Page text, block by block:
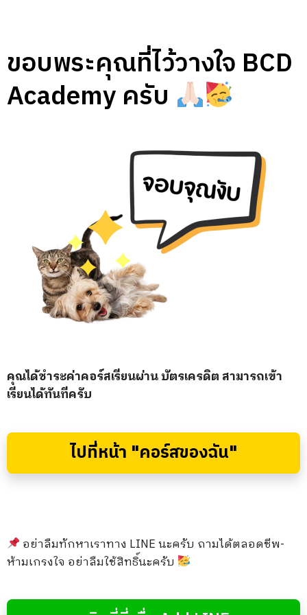
ขอบพระคุณที่ไว้วางใจ BCD
Academy ครับ
คุณได้ชำระค่าคอร์สเรียนผ่าน บัตรเครดิต สามารถเข้า
เรียนได้ทันทีครับ
ไปที่หน้า "คอร์สของฉัน"
อย่าลืมทักหาเราทาง LINE นะครับ ถามได้ตลอดชีพ-
ห้ามเกรงใจ อย่าลืมใช้สิทธิ์นะครับ